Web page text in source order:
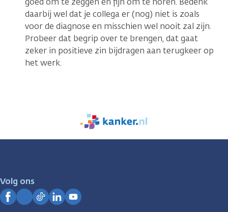
daarbij wel dat je collega er (nog) niet is zoals
voor de diagnose en misschien wel nooit zal zijn.
Probeer dat begrip over te brengen, dat gaat
zeker in positieve zin bijdragen aan terugkeer op
het werk.
We
zijn
Volg ons